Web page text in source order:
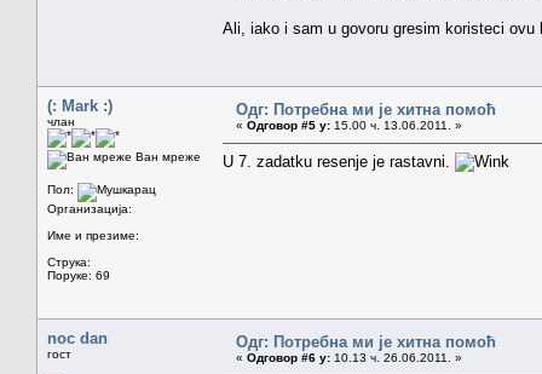
Ali, iako i sam u govoru gresim koristeci
(: Mark :)
члан
Ван мреже
Пол:
Организација:
Име и презиме:
Струка:
Поруке: 69
Одг: Потребна ми је хитна помоћ
« Одговор #5 у: 15.00 ч. 13.06.2011. »
U 7. zadatku resenje je rastavni.
noc dan
гост
Одг: Потребна ми је хитна помоћ
« Одговор #6 у: 10.13 ч. 26.06.2011. »